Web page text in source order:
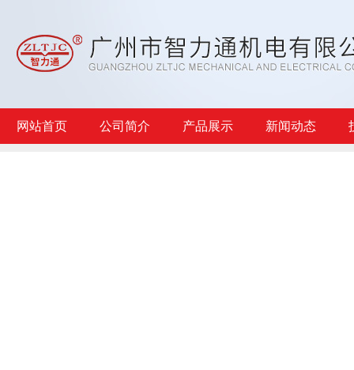
网站首页 公司简介 产品展示 新闻动态